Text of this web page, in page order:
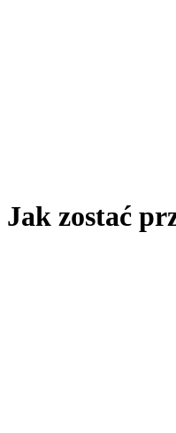
Jak zostać